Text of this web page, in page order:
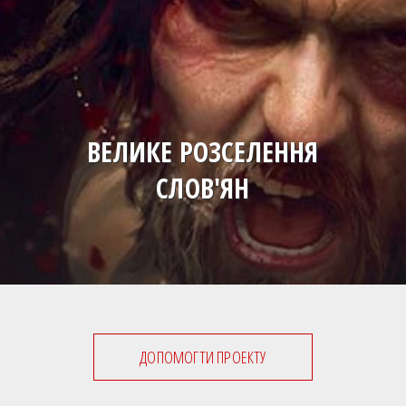
ВЕЛИКЕ РОЗСЕЛЕННЯ
СЛОВ'ЯН
ДОПОМОГТИ ПРОЕКТУ